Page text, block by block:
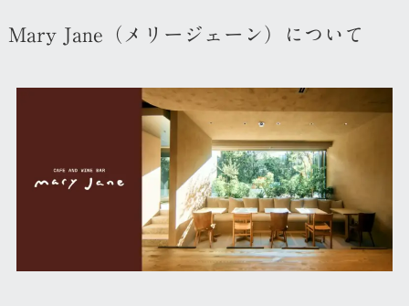
Mary Jane（メリージェーン）について